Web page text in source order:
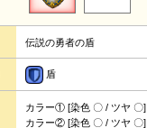
伝説の勇者の盾
盾
カラー① [染色 〇 / ツヤ 〇]
カラー② [染色 〇 / ツヤ 〇]